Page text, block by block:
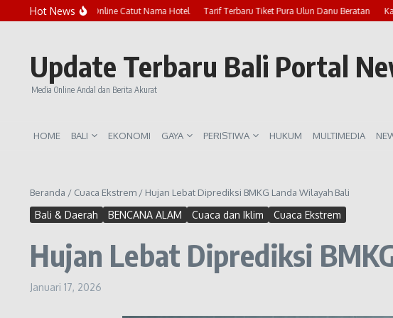
Lewati ke konten
Hot News
Marak Penipuan Online Catut Nama Hotel Tarif Terbaru Tiket Pura Ulun Danu Beratan
Update Terbaru Bali Portal
Media Online Andal dan Berita Akurat
HOME BALI EKONOMI GAYA PERISTIWA HUKUM MULTIMEDIA
Beranda / Cuaca Ekstrem / Hujan Lebat Diprediksi BMKG Landa Wilayah Bali
Bali & Daerah BENCANA ALAM Cuaca dan Iklim Cuaca Ekstrem
Hujan Lebat Diprediksi
Januari 17, 2026